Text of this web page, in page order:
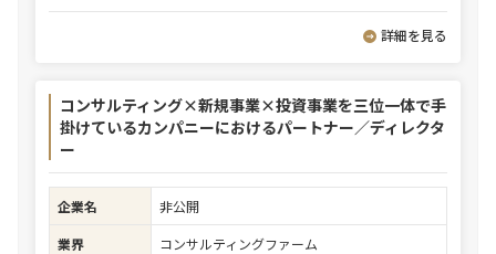
詳細を見る
コンサルティング×新規事業×投資事業を三位一体で手
掛けているカンパニーにおけるパートナー／ディレクタ
ー
企業名
非公開
業界
コンサルティングファーム